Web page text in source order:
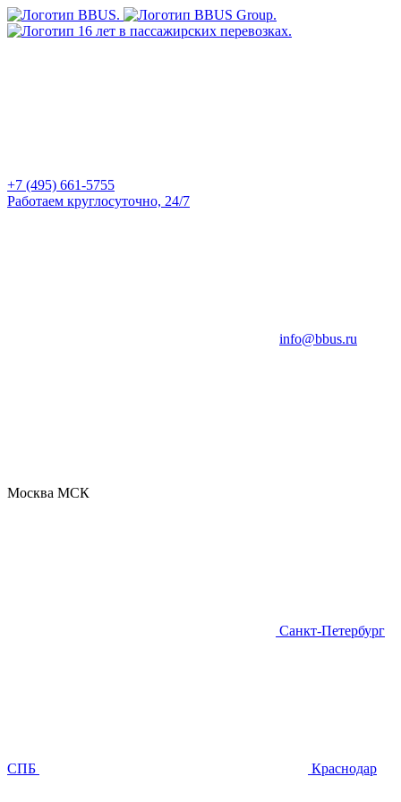
+7 (495) 661-5755
Работаем круглосуточно, 24/7
info@bbus.ru
Москва МСК
Санкт-Петербург
СПБ Краснодар